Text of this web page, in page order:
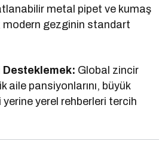
metal pipet ve kumaş
modern gezginin standart
Desteklemek: Global zincir
aile pansiyonlarını, büyük
yerel rehberleri tercih